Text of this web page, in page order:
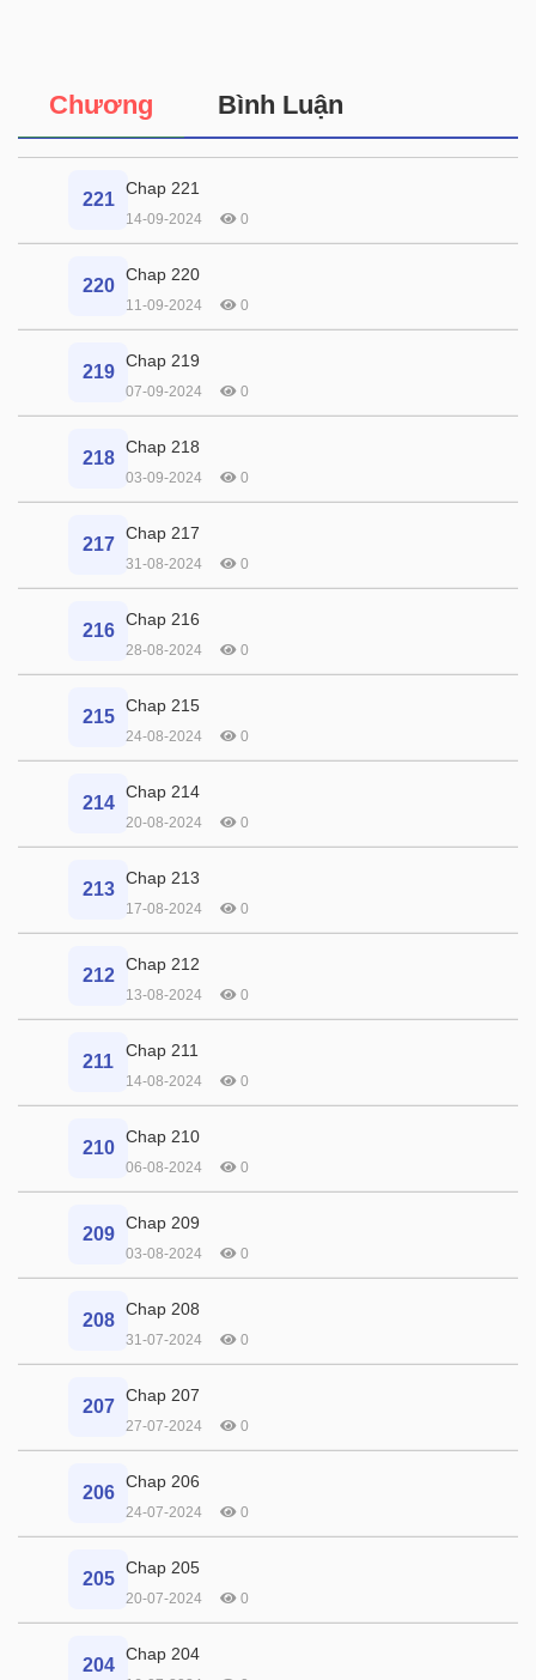
Chương Bình Luận
221
Chap 221
14-09-2024 0
220
Chap 220
11-09-2024 0
219
Chap 219
07-09-2024 0
218
Chap 218
03-09-2024 0
217
Chap 217
31-08-2024 0
216
Chap 216
28-08-2024 0
215
Chap 215
24-08-2024 0
214
Chap 214
20-08-2024 0
213
Chap 213
17-08-2024 0
212
Chap 212
13-08-2024 0
211
Chap 211
14-08-2024 0
210
Chap 210
06-08-2024 0
209
Chap 209
03-08-2024 0
208
Chap 208
31-07-2024 0
207
Chap 207
27-07-2024 0
206
Chap 206
24-07-2024 0
205
Chap 205
20-07-2024 0
204
Chap 204